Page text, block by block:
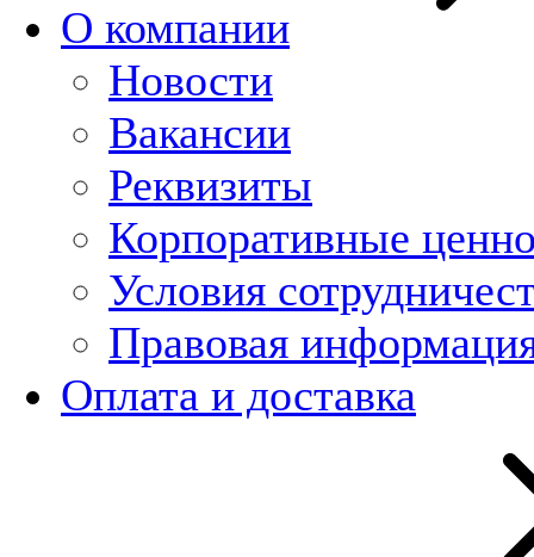
О компании
Новости
Вакансии
Реквизиты
Корпоративные
Условия
Правовая
Оплата и доставка